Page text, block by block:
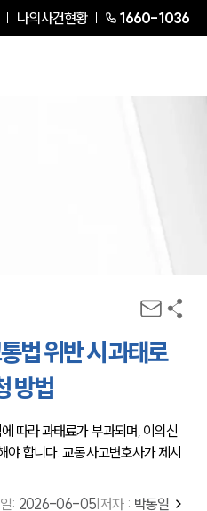
나의사건현황 1660-1036
법 위반 시 과태로
방법
따라 과태료가 부과되며, 이의신
합니다. 교통사고변호사가 제시
: 2026-06-05 저자 : 박동일